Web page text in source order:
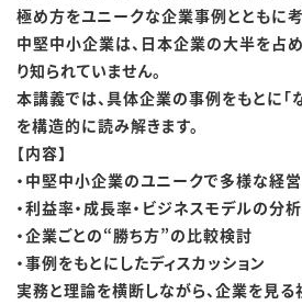
極め方をユニークな企業事例とともに考
中堅中小企業は、日本企業の大半を占
り知られていません。
本講義では、具体企業の事例をもとに「
を構造的に読み解きます。
【内容】
・中堅中小企業のユニークで多様な経
・利益率・成長率・ビジネスモデルの分析
・企業ごとの“勝ち方”の比較検討
・事例をもとにしたディスカッション
実務と理論を横断しながら、企業を見る